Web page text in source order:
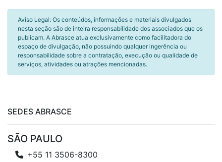
Aviso Legal: Os conteúdos, informações e materiais divulgados
nesta seção são de inteira responsabilidade dos associados que os
publicam. A Abrasce atua exclusivamente como facilitadora do
espaço de divulgação, não possuindo qualquer ingerência ou
responsabilidade sobre a contratação, execução ou qualidade de
serviços, atividades ou atrações mencionadas.
SEDES ABRASCE
SÃO PAULO
+55 11 3506-8300